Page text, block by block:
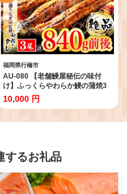
福岡県行橋市
AU-080 【老舗鰻屋秘伝の味付
け】ふっくらやわらか鰻の蒲焼3
尾（280g前後×3尾）
10,000 円
するお礼品